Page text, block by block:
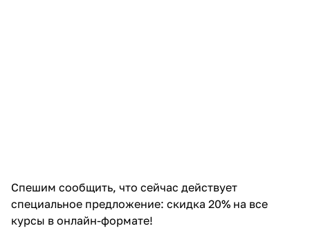
Спешим сообщить, что сейчас действует
специальное предложение: скидка 20% на все
курсы в онлайн-формате!